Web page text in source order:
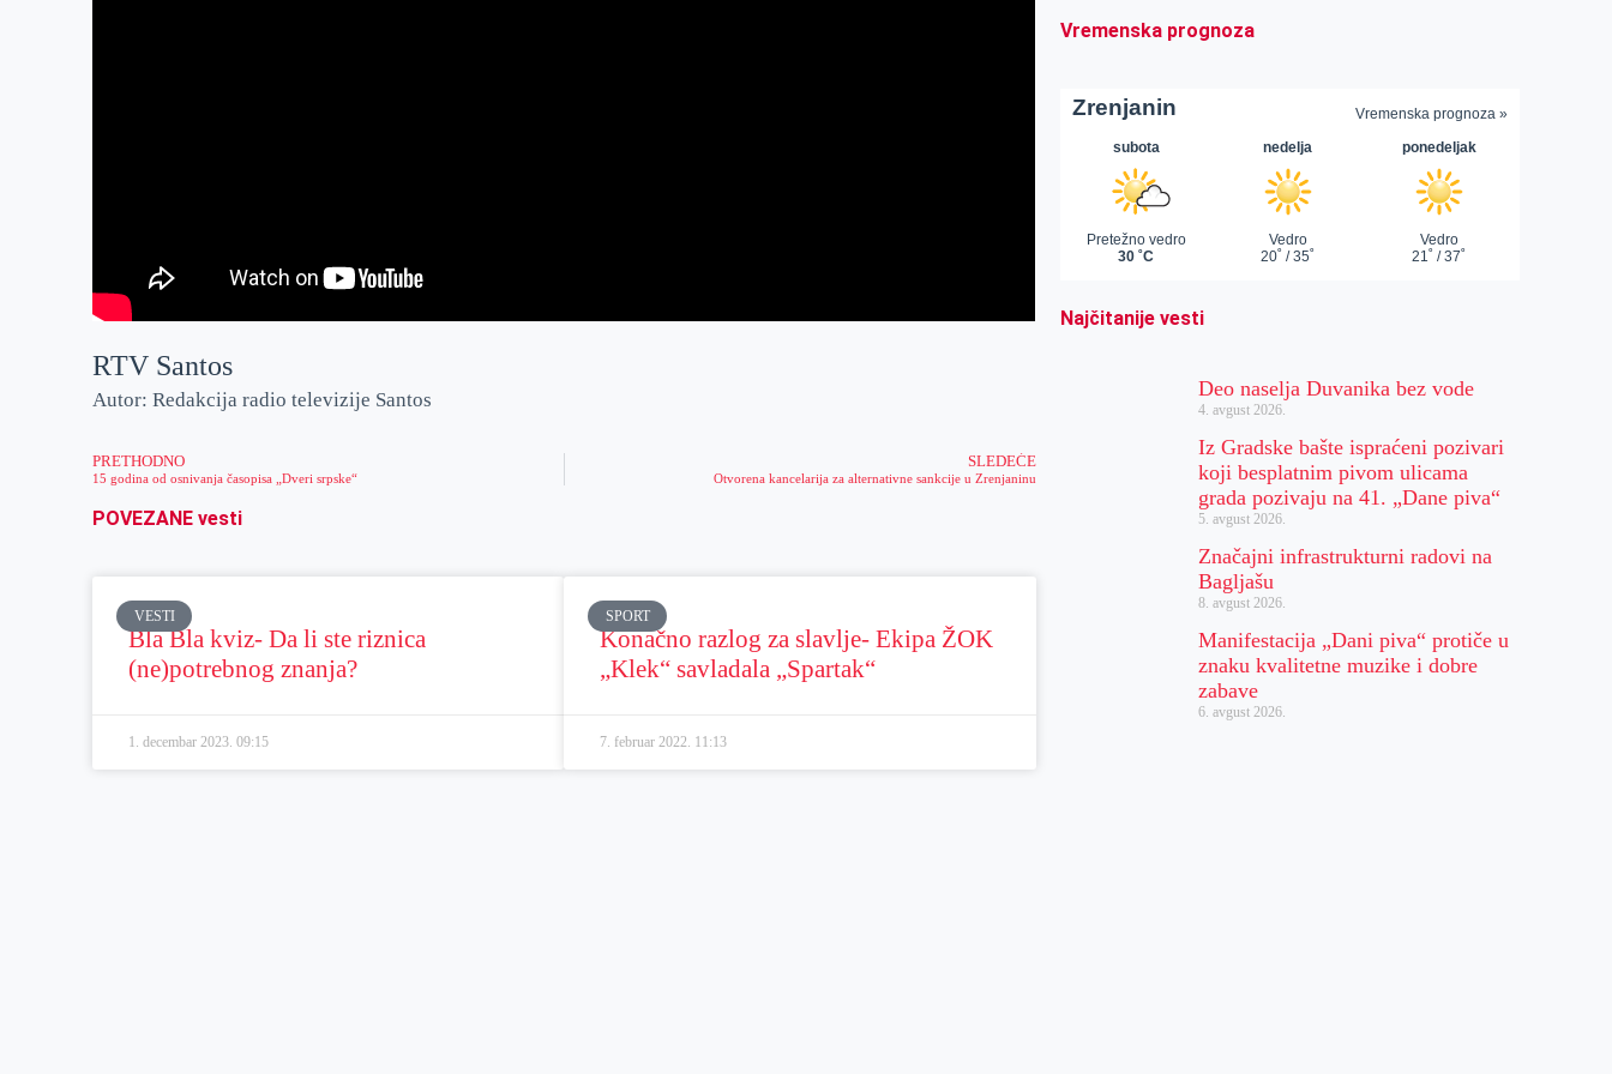
RTV Santos
Autor: Redakcija radio televizije Santos
PRETHODNO
15 godina od osnivanja časopisa „Dveri srpske“
SLEDEĆE
Otvorena kancelarija za alternativne sankcije u Zrenjaninu
POVEZANE vesti
VESTI
Bla Bla kviz- Da li ste riznica
(ne)potrebnog znanja?
1. decembar 2023.09:15
SPORT
Konačno razlog za slavlje- Ekipa ŽOK
„Klek“ savladala „Spartak“
7. februar 2022. 11:13
Vremenska prognoza
Najčitanije vesti
Deo naselja Duvanika bez vode
4. avgust 2026.
Iz Gradske bašte ispraćeni pozivari
koji besplatnim pivom ulicama
grada pozivaju na 41. „Dane piva“
5. avgust 2026.
Značajni infrastrukturni radovi na
Bagljašu
8. avgust 2026.
Manifestacija „Dani piva“ protiče u
znaku kvalitetne muzike i dobre
zabave
6. avgust 2026.